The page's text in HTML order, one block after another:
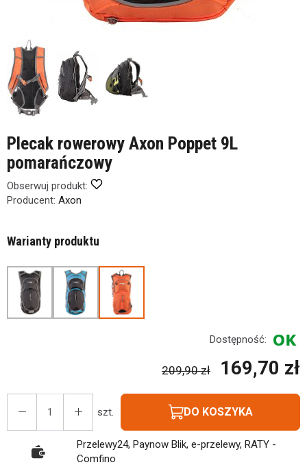
Plecak rowerowy Axon Poppet 9L
pomarańczowy
Obserwuj produkt:
Producent: Axon
Warianty produktu
Dostępność:
209,90 zł 169,70 zł
szt. DO KOSZYKA
Przelewy24, Paynow Blik, e-przelewy, RATY -
Comfino